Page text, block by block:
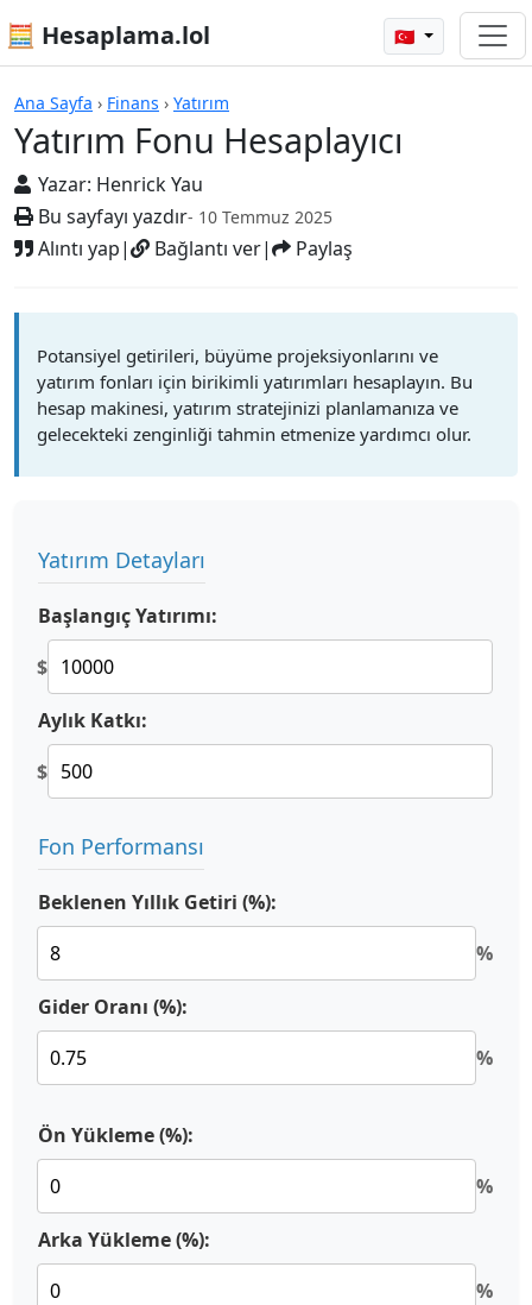
🧮 Hesaplama.lol 🇹🇷
Ana Sayfa › Finans › Yatırım
Yatırım Fonu Hesaplayıcı
Yazar: Henrick Yau
Bu sayfayı yazdır- 10 Temmuz 2025
Alıntı yap| Bağlantı ver| Paylaş
Hesap Makineleri
Potansiyel getirileri, büyüme projeksiyonlarını ve
yatırım fonları için birikimli yatırımları hesaplayın. Bu
hesap makinesi, yatırım stratejinizi planlamanıza ve
gelecekteki zenginliği tahmin etmenize yardımcı olur.
Yatırım Detayları
Başlangıç Yatırımı:
$
Aylık Katkı:
$
Fon Performansı
Beklenen Yıllık Getiri (%):
%
Gider Oranı (%):
%
Ön Yükleme (%):
%
Arka Yükleme (%):
%